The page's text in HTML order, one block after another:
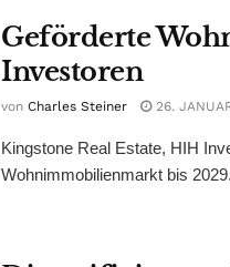
Geförderte
Investoren
von Charles Steiner 26.
Kingstone Real Estate, HIH
Wohnimmobilienmarkt bis